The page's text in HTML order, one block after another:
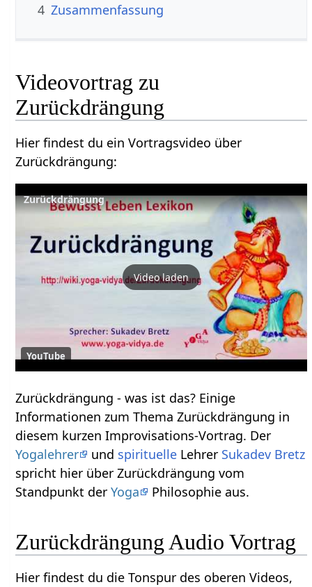
4 Zusammenfassung
Videovortrag zu
Hier findest du ein Vortragsvideo über
Zurückdrängung‏‎:
Zurückdrängung
Video laden
YouTube
Zurückdrängung‏‎ - was ist das? Einige
Informationen zum Thema Zurückdrängung‏‎ in
diesem kurzen Improvisations-Vortrag. Der
Yogalehrer
und spirituelle Lehrer Sukadev Bretz
spricht hier über Zurückdrängung‏‎ vom
Standpunkt derYoga Philosophie aus.
Zurückdrängung‏‎ Audio Vortrag
Hier findest du die Tonspur des oberen Videos,